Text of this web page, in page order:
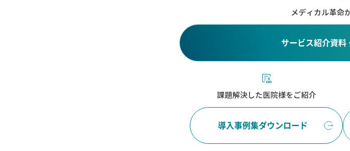
メディカル革命
サービス紹介資料
課題解決した医院様をご紹介
導入事例集ダウンロード